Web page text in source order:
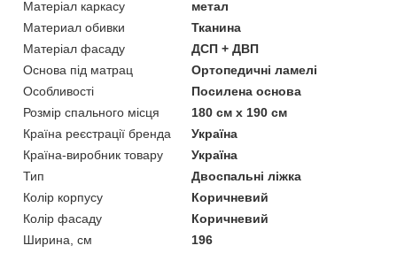
Матеріал каркасу
метал
Материал обивки
Тканина
Матеріал фасаду
ДСП + ДВП
Основа під матрац
Ортопедичні ламелі
Особливості
Посилена основа
Розмір спального місця
180 см х 190 см
Країна реєстрації бренда
Україна
Країна-виробник товару
Україна
Тип
Двоспальні ліжка
Колір корпусу
Коричневий
Колір фасаду
Коричневий
Ширина, см
196